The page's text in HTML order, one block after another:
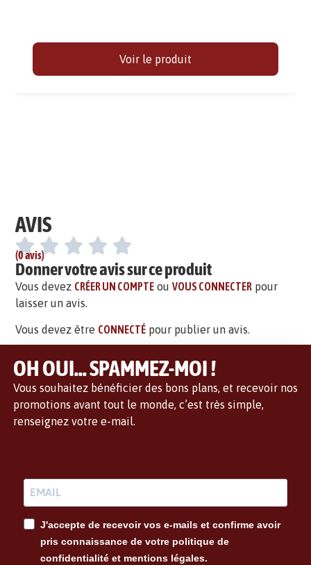
Voir le produit
AVIS
(0 avis)
Donner votre avis sur ce produit
Vous devez CRÉER UN COMPTE ouVOUS CONNECTER pour
laisser un avis.
Vous devez être CONNECTÉ pour publier un avis.
OH OUI... SPAMMEZ-MOI !
Vous souhaitez bénéficier des bons plans, et recevoir nos
promotions avant tout le monde, c’est très simple,
renseignez votre e-mail.
J'accepte de recevoir vos e-mails et confirme avoir
pris connaissance de votre politique de
confidentialité et mentions légales.